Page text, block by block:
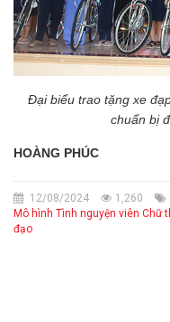
Đại biểu trao tặng xe
chuẩn bị
HOÀNG PHÚC
12/08/2024 1,260
Mô hình Tình nguyện viên Chữ
đạo